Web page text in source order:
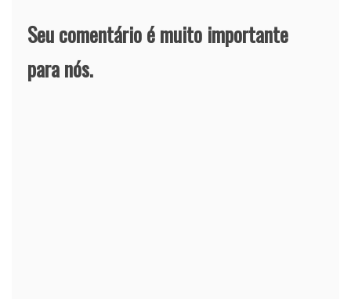
Seu comentário é muito importante
para nós.